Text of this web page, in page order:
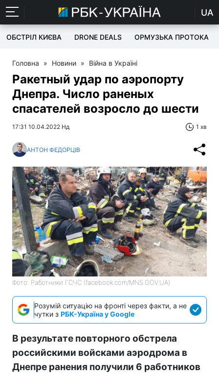
UA
ОБСТРІЛ КИЄВА DRONE DEALS ОРМУЗЬКА ПРОТОКА
Головна » Новини » Війна в Україні
Ракетный удар по аэропорту
Днепра. Число раненых
спасателей возросло до шести
17:31 10.04.2022 Нд 1 хв
АНТОН ФЕДОРЦІВ
Фото: Работники ГСЧС (facebook.com/MNS.GOV.UA)
Розумій ситуацію на фронті через факти, а не
чутки з РБК-Україна у Google
В результате повторного обстрела
российскими войсками аэродрома в
Днепре ранения получили 6 работников